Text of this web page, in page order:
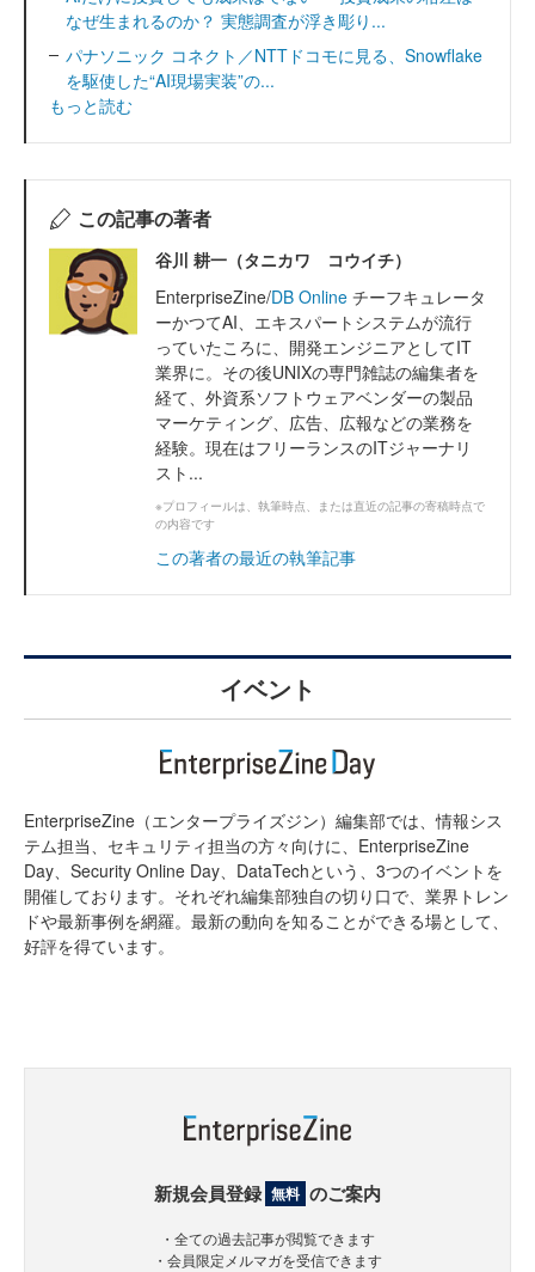
なぜ生まれるのか？ 実態調査が浮き彫り...
パナソニック コネクト／NTTドコモに見る、Snowflake
を駆使した“AI現場実装”の...
もっと読む
この記事の著者
谷川 耕一（タニカワ コウイチ）
EnterpriseZine/DB Online チーフキュレータ
ーかつてAI、エキスパートシステムが流行
っていたころに、開発エンジニアとしてIT
業界に。その後UNIXの専門雑誌の編集者を
経て、外資系ソフトウェアベンダーの製品
マーケティング、広告、広報などの業務を
経験。現在はフリーランスのITジャーナリ
スト...
※プロフィールは、執筆時点、または直近の記事の寄稿時点で
の内容です
この著者の最近の執筆記事
イベント
EnterpriseZine（エンタープライズジン）編集部では、情報シス
テム担当、セキュリティ担当の方々向けに、EnterpriseZine
Day、Security Online Day、DataTechという、3つのイベントを
開催しております。それぞれ編集部独自の切り口で、業界トレン
ドや最新事例を網羅。最新の動向を知ることができる場として、
好評を得ています。
新規会員登録 無料 のご案内
・全ての過去記事が閲覧できます
・会員限定メルマガを受信できます